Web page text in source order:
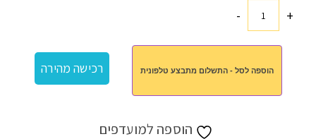
₪60.00.
+כמות
משחקים
מעץ
-
הוספה לסל - התשלום מתבצע טלפונית רכישה מהירה
הוספה למועדפים